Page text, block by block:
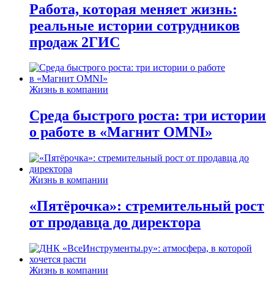
Работа, которая меняет жизнь:
реальные истории сотрудников
продаж 2ГИС
Жизнь в компании
Среда быстрого роста: три истории
о работе в «Магнит OMNI»
Жизнь в компании
«Пятёрочка»: стремительный рост
от продавца до директора
Жизнь в компании